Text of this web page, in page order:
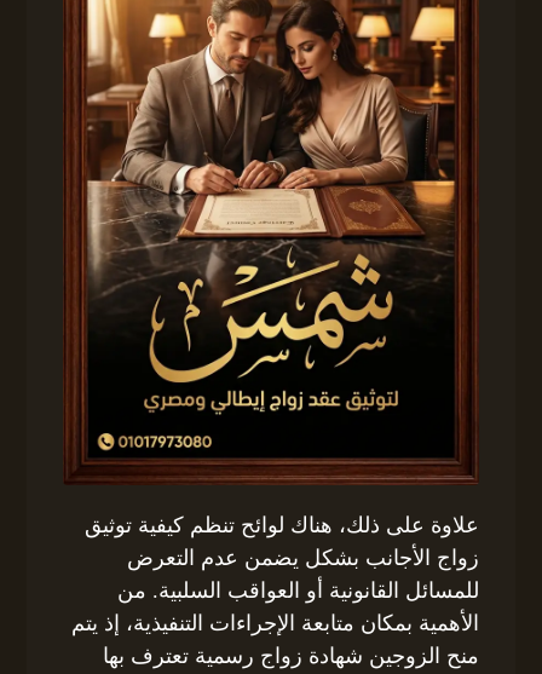
علاوة على ذلك، هناك لوائح تنظم كيفية توثيق
زواج الأجانب بشكل يضمن عدم التعرض
للمسائل القانونية أو العواقب السلبية. من
الأهمية بمكان متابعة الإجراءات التنفيذية، إذ يتم
منح الزوجين شهادة زواج رسمية تعترف بها